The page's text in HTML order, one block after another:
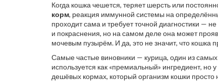
Когда кошка чешется, теряет шерсть или
корм, реакция иммунной системы на
проходит сама и требует точной диагностики —
и покраснения, но на самом деле она может
мочевым пузырём. И да, это не значит, что кошка
Самые частые виновники — курица, один из
используется как «премиальный» ингредиент, но
дешёвых кормах, который организм кошки просто